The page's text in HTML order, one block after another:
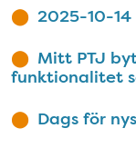
2025-10-14
Mitt PTJ
funktionalitet
Dags för